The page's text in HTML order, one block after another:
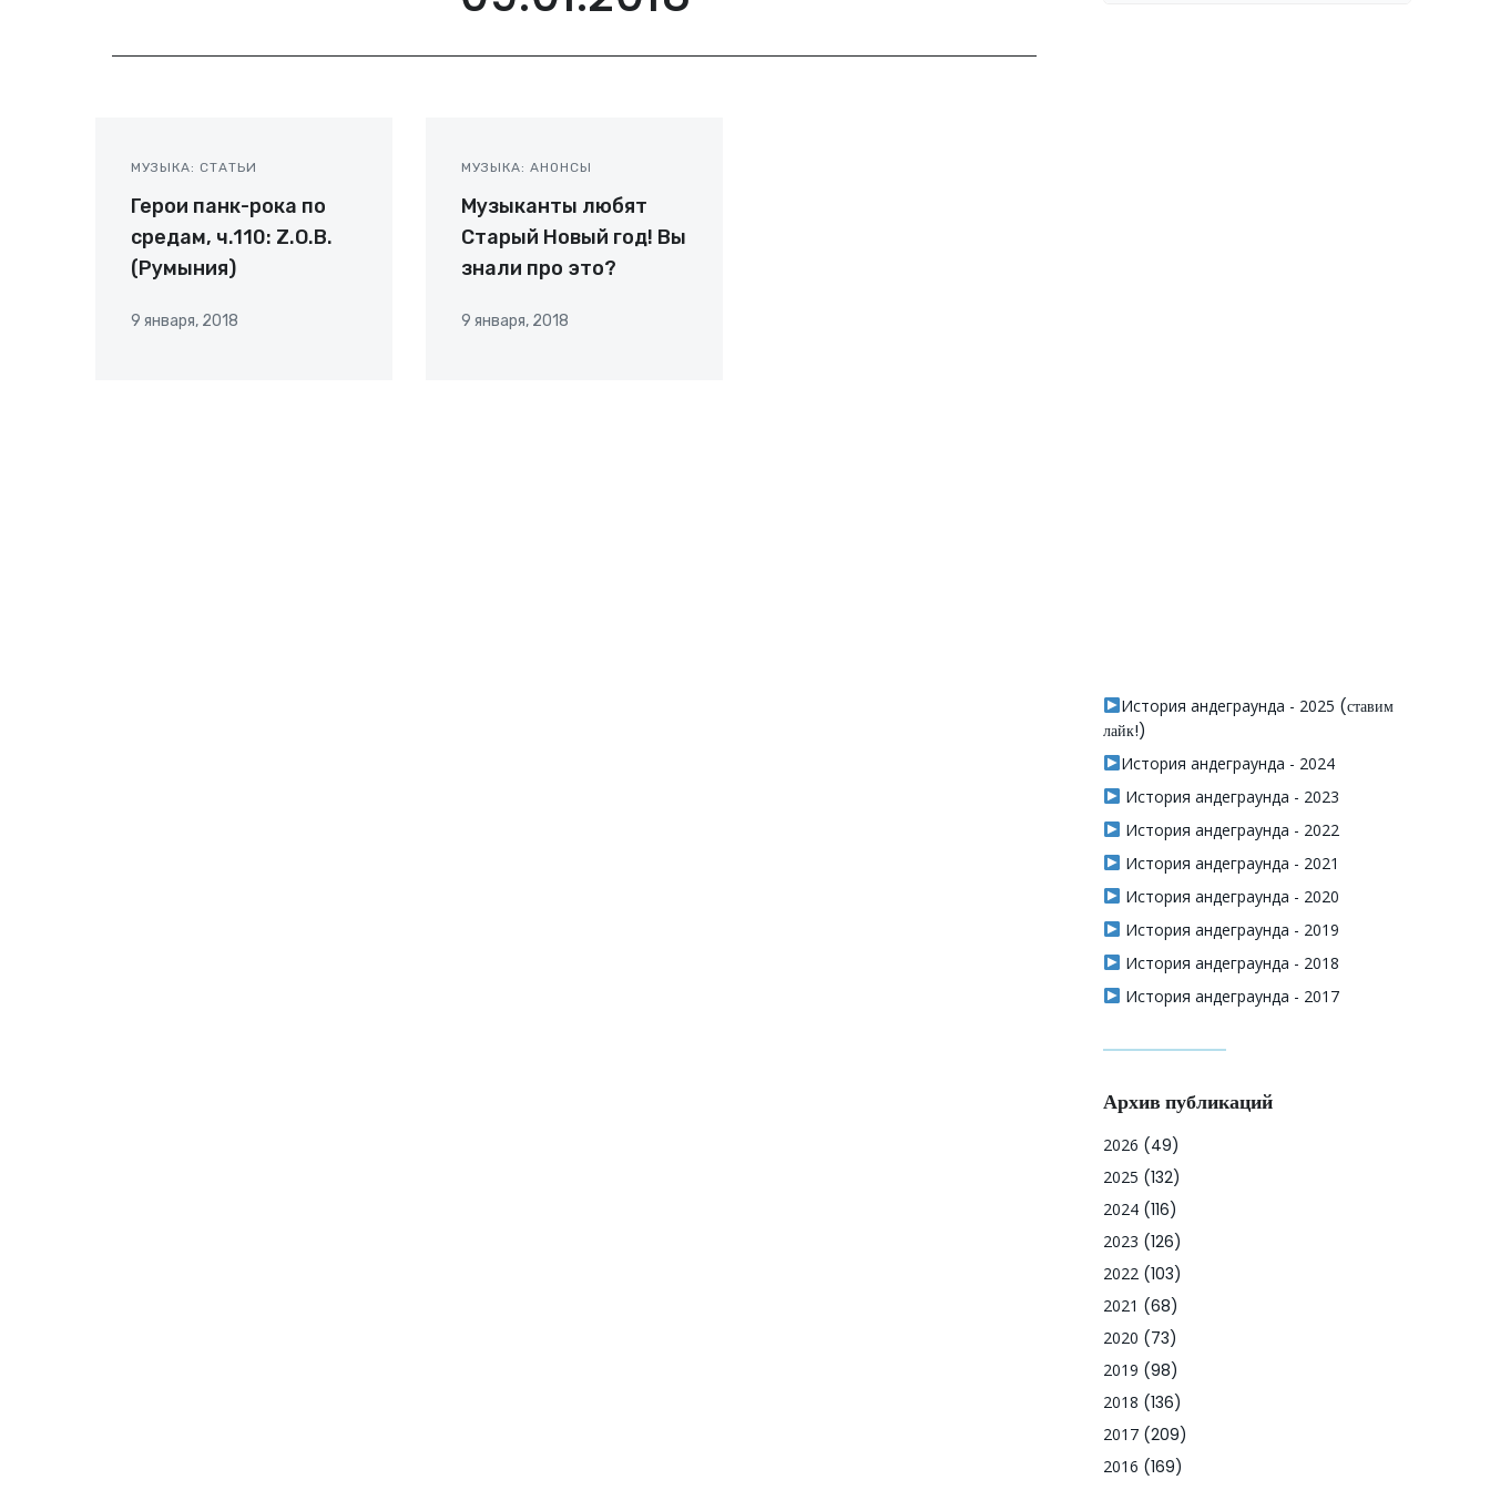
МУЗЫКА: СТАТЬИ
Герои панк-рока по
средам, ч.110: Z.O.B.
(Румыния)
9 января, 2018
МУЗЫКА: АНОНСЫ
Музыканты любят
Старый Новый год! Вы
знали про это?
9 января, 2018
История андеграунда - 2025 (ставим
лайк!)
История андеграунда - 2024
История андеграунда - 2023
История андеграунда - 2022
История андеграунда - 2021
История андеграунда - 2020
История андеграунда - 2019
История андеграунда - 2018
История андеграунда - 2017
Архив публикаций
2026 (49)
2025 (132)
2024 (116)
2023 (126)
2022 (103)
2021 (68)
2020 (73)
2019 (98)
2018 (136)
2017 (209)
2016 (169)